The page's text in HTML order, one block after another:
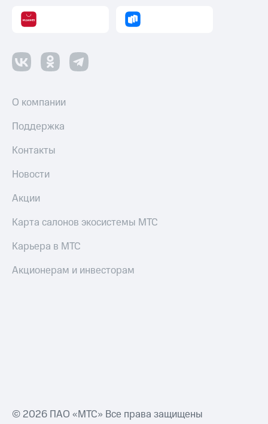
О компании
Поддержка
Контакты
Новости
Акции
Карта салонов экосистемы МТС
Карьера в МТС
Акционерам и инвесторам
© 2026 ПАО «МТС» Все права защищены